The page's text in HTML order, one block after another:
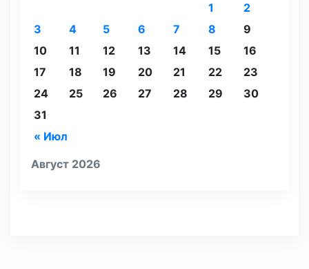
Август 2026
« Июл
1
2
3
4 5 6 7 8
9
10
11 12 13 14 15
16
17
18 19 20 21 22
23
24
25 26 27 28 29
30
31